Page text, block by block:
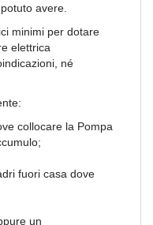
avere.
minimi per dotare
elettrica
né
collocare la Pompa
fuori casa dove
un